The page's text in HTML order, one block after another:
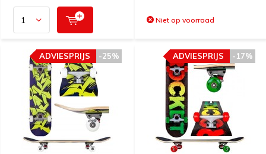
Niet op voorraad
-25%
ADVIESPRIJS -17%
ADVIESPRIJS